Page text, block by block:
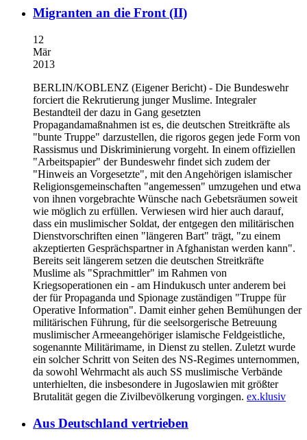
Migranten an die Front (II)
12
Mär
2013
BERLIN/KOBLENZ (Eigener Bericht) - Die Bundeswehr
forciert die Rekrutierung junger Muslime. Integraler
Bestandteil der dazu in Gang gesetzten
Propagandamaßnahmen ist es, die deutschen Streitkräfte als
"bunte Truppe" darzustellen, die rigoros gegen jede Form von
Rassismus und Diskriminierung vorgeht. In einem offiziellen
"Arbeitspapier" der Bundeswehr findet sich zudem der
"Hinweis an Vorgesetzte", mit den Angehörigen islamischer
Religionsgemeinschaften "angemessen" umzugehen und etwa
von ihnen vorgebrachte Wünsche nach Gebetsräumen soweit
wie möglich zu erfüllen. Verwiesen wird hier auch darauf,
dass ein muslimischer Soldat, der entgegen den militärischen
Dienstvorschriften einen "längeren Bart" trägt, "zu einem
akzeptierten Gesprächspartner in Afghanistan werden kann".
Bereits seit längerem setzen die deutschen Streitkräfte
Muslime als "Sprachmittler" im Rahmen von
Kriegsoperationen ein - am Hindukusch unter anderem bei
der für Propaganda und Spionage zuständigen "Truppe für
Operative Information". Damit einher gehen Bemühungen der
militärischen Führung, für die seelsorgerische Betreuung
muslimischer Armeeangehöriger islamische Feldgeistliche,
sogenannte Militärimame, in Dienst zu stellen. Zuletzt wurde
ein solcher Schritt von Seiten des NS-Regimes unternommen,
da sowohl Wehrmacht als auch SS muslimische Verbände
unterhielten, die insbesondere in Jugoslawien mit größter
Brutalität gegen die Zivilbevölkerung vorgingen. ex.klusiv
Aus Deutschland vertrieben